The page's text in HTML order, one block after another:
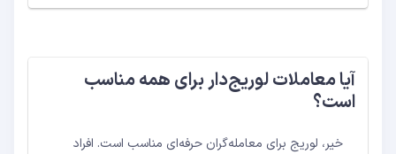
آیا معاملات لوریج‌دار برای همه مناسب
است؟
خیر، لوریج برای معامله‌گران حرفه‌ای مناسب است. افراد